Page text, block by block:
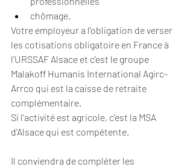
chômage.
Votre employeur a l'obligation de verser
les cotisations obligatoire en France à
l'URSSAF Alsace et c'est le groupe
Malakoff Humanis International Agirc-
Arrco qui est la caisse de retraite
complémentaire.
Si l'activité est agricole, c'est la MSA
d'Alsace qui est compétente.
Il conviendra de compléter les